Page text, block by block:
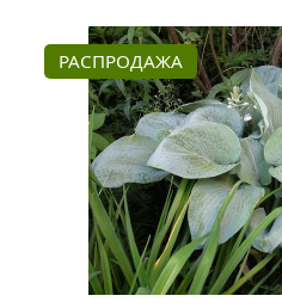
РАСПРОДАЖА